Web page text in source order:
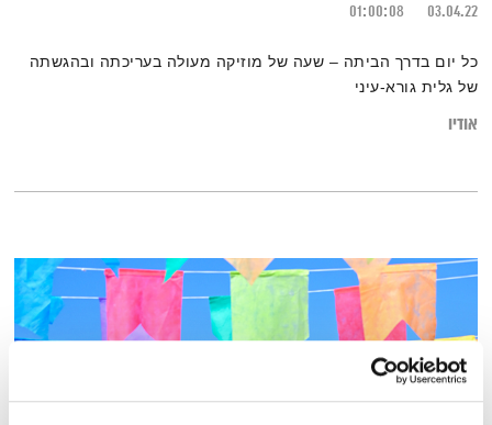
03.04.22
01:00:08
כל יום בדרך הביתה – שעה של מוזיקה מעולה בעריכתה ובהגשתה
של גלית גורא-עיני
אודיו